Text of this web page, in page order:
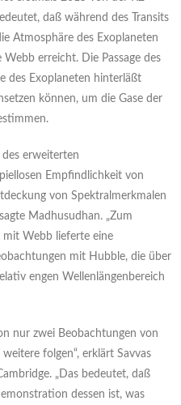
daß während des Transits
Atmosphäre des Exoplaneten
erreicht. Die Passage des
des Exoplaneten hinterläßt
können, um die Gase der
erweiterten
Empfindlichkeit von
von Spektralmerkmalen
Madhusudhan. „Zum
mit Webb lieferte eine
mit Hubble, die über
engen Wellenlängenbereich
nur zwei Beobachtungen von
folgen“, erklärt Savvas
„Das bedeutet, daß
dessen ist, was